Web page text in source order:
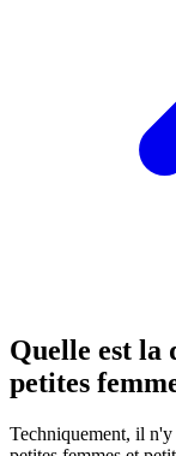
Quelle est la
petites
Techniquement, il n'y